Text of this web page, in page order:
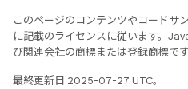
このページのコンテンツやコードサン
に記載のライセンスに従います。
び関連会社の商標または登録商標です
最終更新日 2025-07-27 UTC。